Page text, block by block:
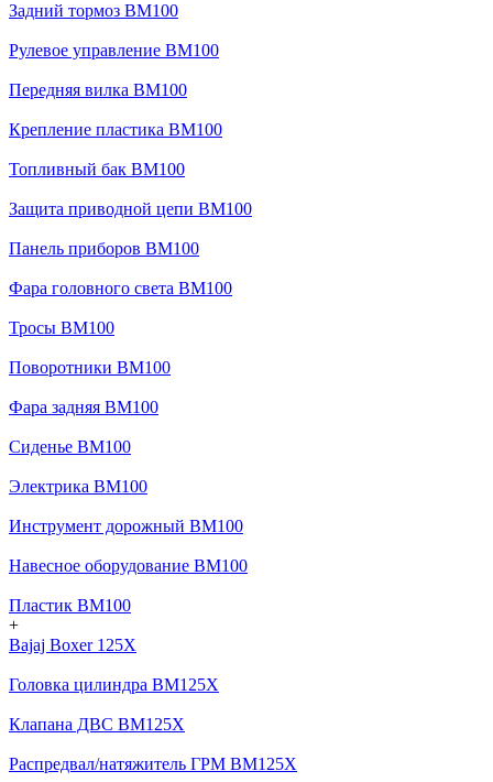
Задний тормоз BM100
Рулевое управление BM100
Передняя вилка BM100
Крепление пластика BM100
Топливный бак BM100
Защита приводной цепи BM100
Панель приборов BM100
Фара головного света BM100
Тросы BM100
Поворотники BM100
Фара задняя BM100
Сиденье BM100
Электрика BM100
Инструмент дорожный BM100
Навесное оборудование BM100
Пластик BM100
+
Bajaj Boxer 125X
Головка цилиндра BM125X
Клапана ДВС BM125X
Распредвал/натяжитель ГРМ BM125X